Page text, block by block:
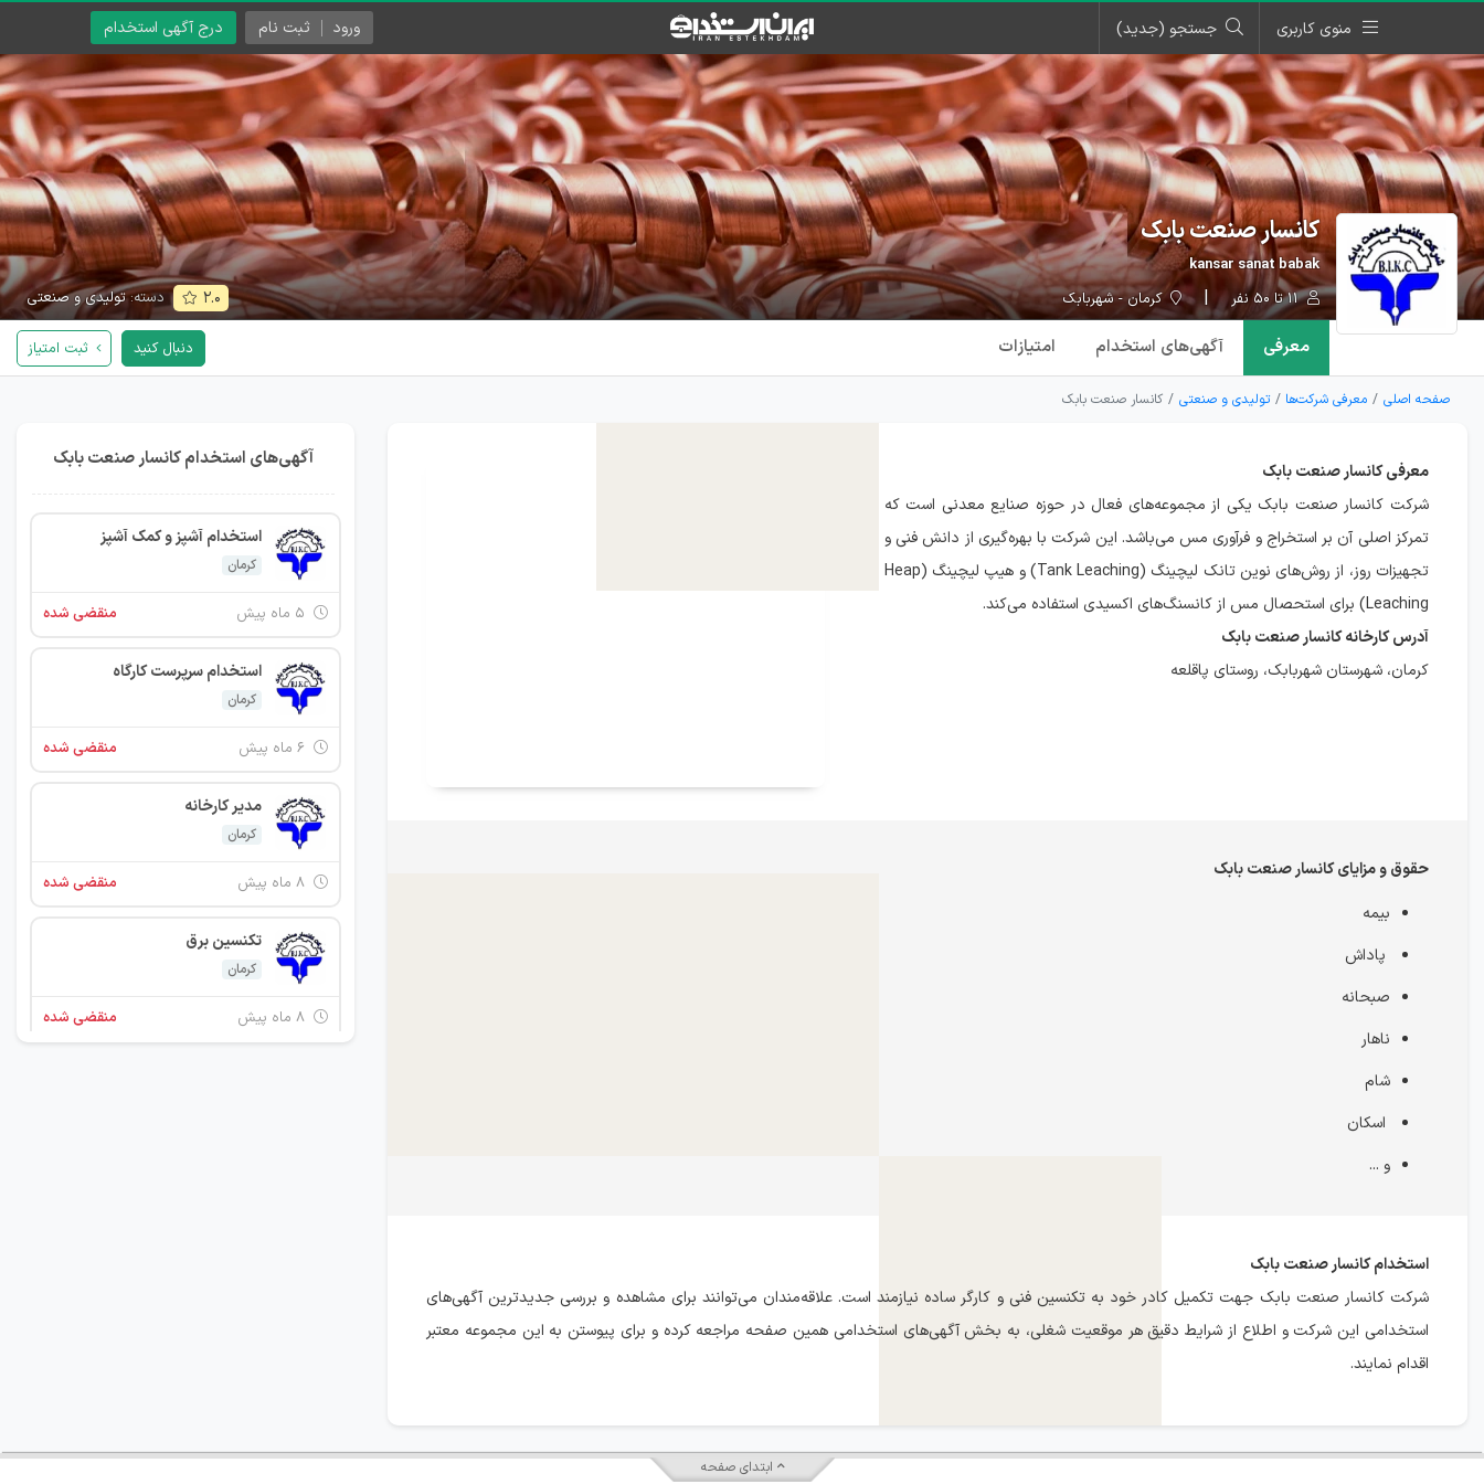
منوی کاربری جستجو (جدید) درج آگهی استخدام ورود ثبت نام
کانسار صنعت بابک
kansar sanat babak
۱۱ تا ۵۰ نفر
کرمان - شهربابک ۲.۰ دسته:تولیدی و صنعتی
معرفی آگهی‌های استخدام امتیازات دنبال کنید ثبت امتیاز
صفحه اصلی معرفی شرکت‌ها تولیدی و صنعتی کانسار صنعت بابک
معرفی کانسار صنعت بابک
شرکت کانسار صنعت بابک یکی از مجموعه‌های فعال در حوزه صنایع معدنی است که
تمرکز اصلی آن بر استخراج و فرآوری مس می‌باشد. این شرکت با بهره‌گیری از دانش فنی و
تجهیزات روز، از روش‌های نوین تانک لیچینگ (Tank Leaching) و هیپ لیچینگ (Heap
Leaching) برای استحصال مس از کانسنگ‌های اکسیدی استفاده می‌کند.
آدرس کارخانه کانسار صنعت بابک
کرمان، شهرستان شهربابک، روستای پاقلعه
حقوق و مزایای کانسار صنعت بابک
بیمه
پاداش
صبحانه
ناهار
شام
اسکان
و ...
استخدام کانسار صنعت بابک
شرکت کانسار صنعت بابک جهت تکمیل کادر خود به تکنسین فنی و کارگر ساده نیازمند است. علاقه‌مندان می‌توانند برای مشاهده و بررسی جدیدترین آگهی‌های
استخدامی این شرکت و اطلاع از شرایط دقیق هر موقعیت شغلی، به بخش آگهی‌های استخدامی همین صفحه مراجعه کرده و برای پیوستن به این مجموعه معتبر
اقدام نمایند.
آگهی‌های استخدام کانسار صنعت بابک
استخدام آشپز و کمک آشپز
کرمان
منقضی شده
استخدام سرپرست کارگاه
کرمان
منقضی شده
مدیر کارخانه
کرمان
منقضی شده
تکنسین برق
کرمان
منقضی شده
ابتدای صفحه